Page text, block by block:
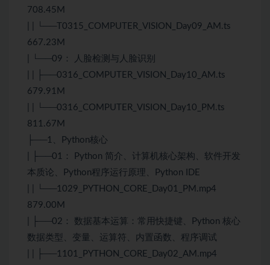
708.45M
| | └──T0315_COMPUTER_VISION_Day09_AM.ts
667.23M
| └──09： 人脸检测与人脸识别
| | ├──0316_COMPUTER_VISION_Day10_AM.ts
679.91M
| | └──0316_COMPUTER_VISION_Day10_PM.ts
811.67M
├──1、
Python核心
| ├──01：
Python 简介、计算机核心架构、软件开发
本质论、Python程序运行原理、Python IDE
| | └──1029_PYTHON_CORE_Day01_PM.mp4
879.00M
| ├──02： 数据基本运算：常用快捷键、Python 核心
数据类型、变量、运算符、内置函数、程序调试
| | ├──1101_PYTHON_CORE_Day02_AM.mp4